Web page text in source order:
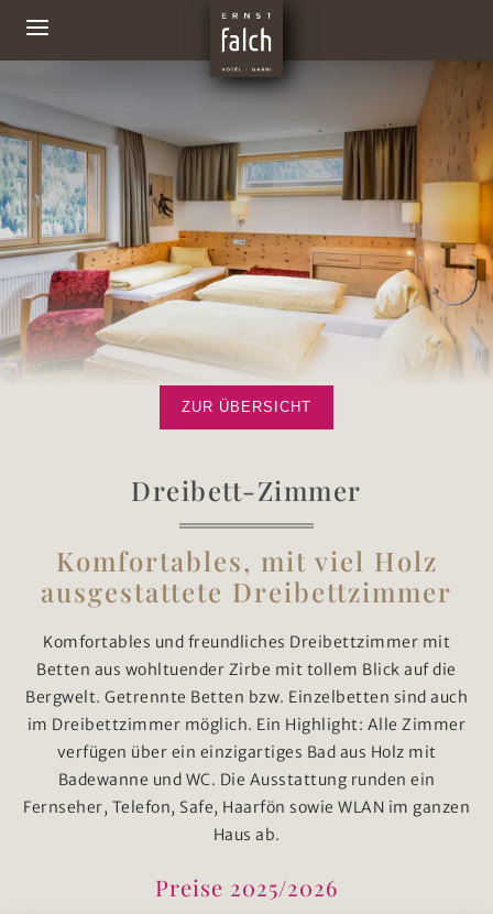
ZUR ÜBERSICHT
Dreibett-Zimmer
Komfortables, mit viel Holz
ausgestattete Dreibettzimmer
Komfortables und freundliches Dreibettzimmer mit
Betten aus wohltuender Zirbe mit tollem Blick auf die
Bergwelt. Getrennte Betten bzw. Einzelbetten sind auch
im Dreibettzimmer möglich. Ein Highlight: Alle Zimmer
verfügen über ein einzigartiges Bad aus Holz mit
Badewanne und WC. Die Ausstattung runden ein
Fernseher, Telefon, Safe, Haarfön sowie WLAN im ganzen
Haus ab.
Preise 2025/2026